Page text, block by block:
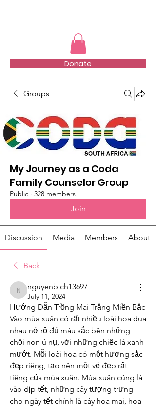
Donate
Groups
My Journey as a Coda
Family Counselor Group
Public · 328 members
Join
Discussion Media Members About
Back
nguyenbich13697
nguyenbich13697
July 11, 2024
Hướng Dẫn Trồng Mai Trắng Miền Bắc
Vào mùa xuân có rất nhiều loài hoa đua
nhau nở rộ đủ màu sắc bên những
chồi non ú nụ, với những chiếc lá xanh
mướt. Mỗi loài hoa có một hương sắc
đẹp riêng, tạo nên một vẻ đẹp rất
tiêng của mùa xuân. Mùa xuân cũng là
vào dịp tết, những cây tượng trưng
cho ngày tết chính là cây hoa mai, hoa